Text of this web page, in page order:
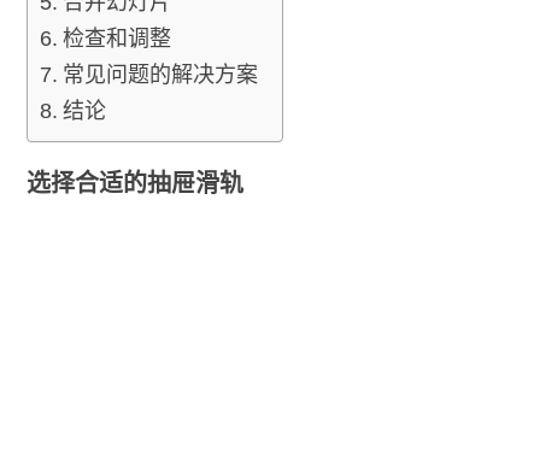
检查和调整
常见问题的解决方案
结论
选择合适的抽屉滑轨